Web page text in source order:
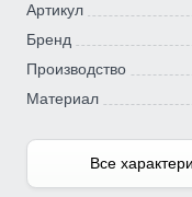
Артикул
Бренд
Производство
Материал
Все